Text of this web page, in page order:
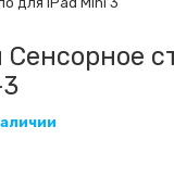
Сенсорное